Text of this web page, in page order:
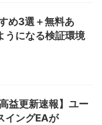
め3選＋無料あ
になる検証環境
益更新速報】ユー
イングEAが